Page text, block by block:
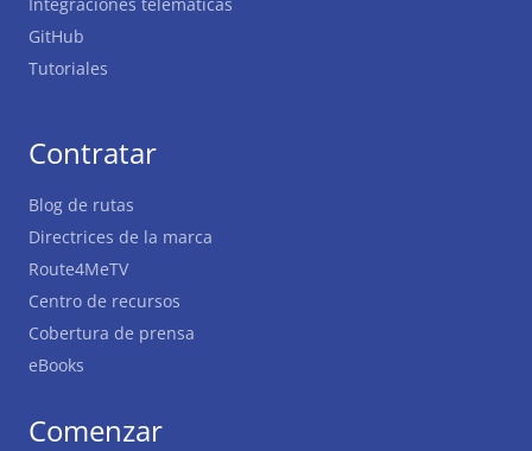
Comenzar
GitHub
Tutoriales
Contratar
Blog de rutas
Directrices de la marca
Route4MeTV
Centro de recursos
Cobertura de prensa
eBooks